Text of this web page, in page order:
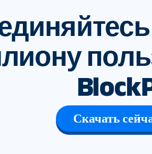
Скачать